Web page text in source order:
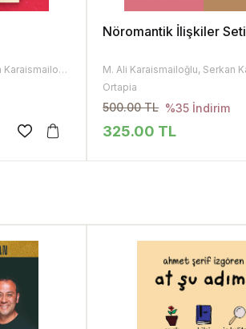
M. Ali Karaismailoğlu, Serkan Karaismailoğlu
Nöromantik İlişkiler Seti
Ortapia
500.00 TL %35 İndirim
325.00 TL